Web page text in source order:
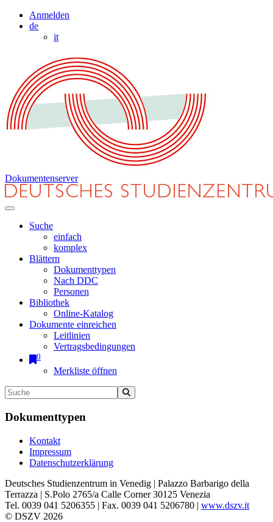
Anmelden
de
it
Dokumentenserver
Suche
einfach
komplex
Blättern
Dokumenttypen
Nach DDC
Personen
Bibliothek
Online-Katalog
Dokumente einreichen
Leitlinien
Vertragsbedingungen
0
Merkliste öffnen
Dokumenttypen
Kontakt
Impressum
Datenschutzerklärung
Deutsches Studienzentrum in Venedig | Palazzo Barbarigo della
Terrazza | S.Polo 2765/a Calle Corner 30125 Venezia
Tel. 0039 041 5206355 | Fax. 0039 041 5206780 | www.dszv.it
© DSZV 2026